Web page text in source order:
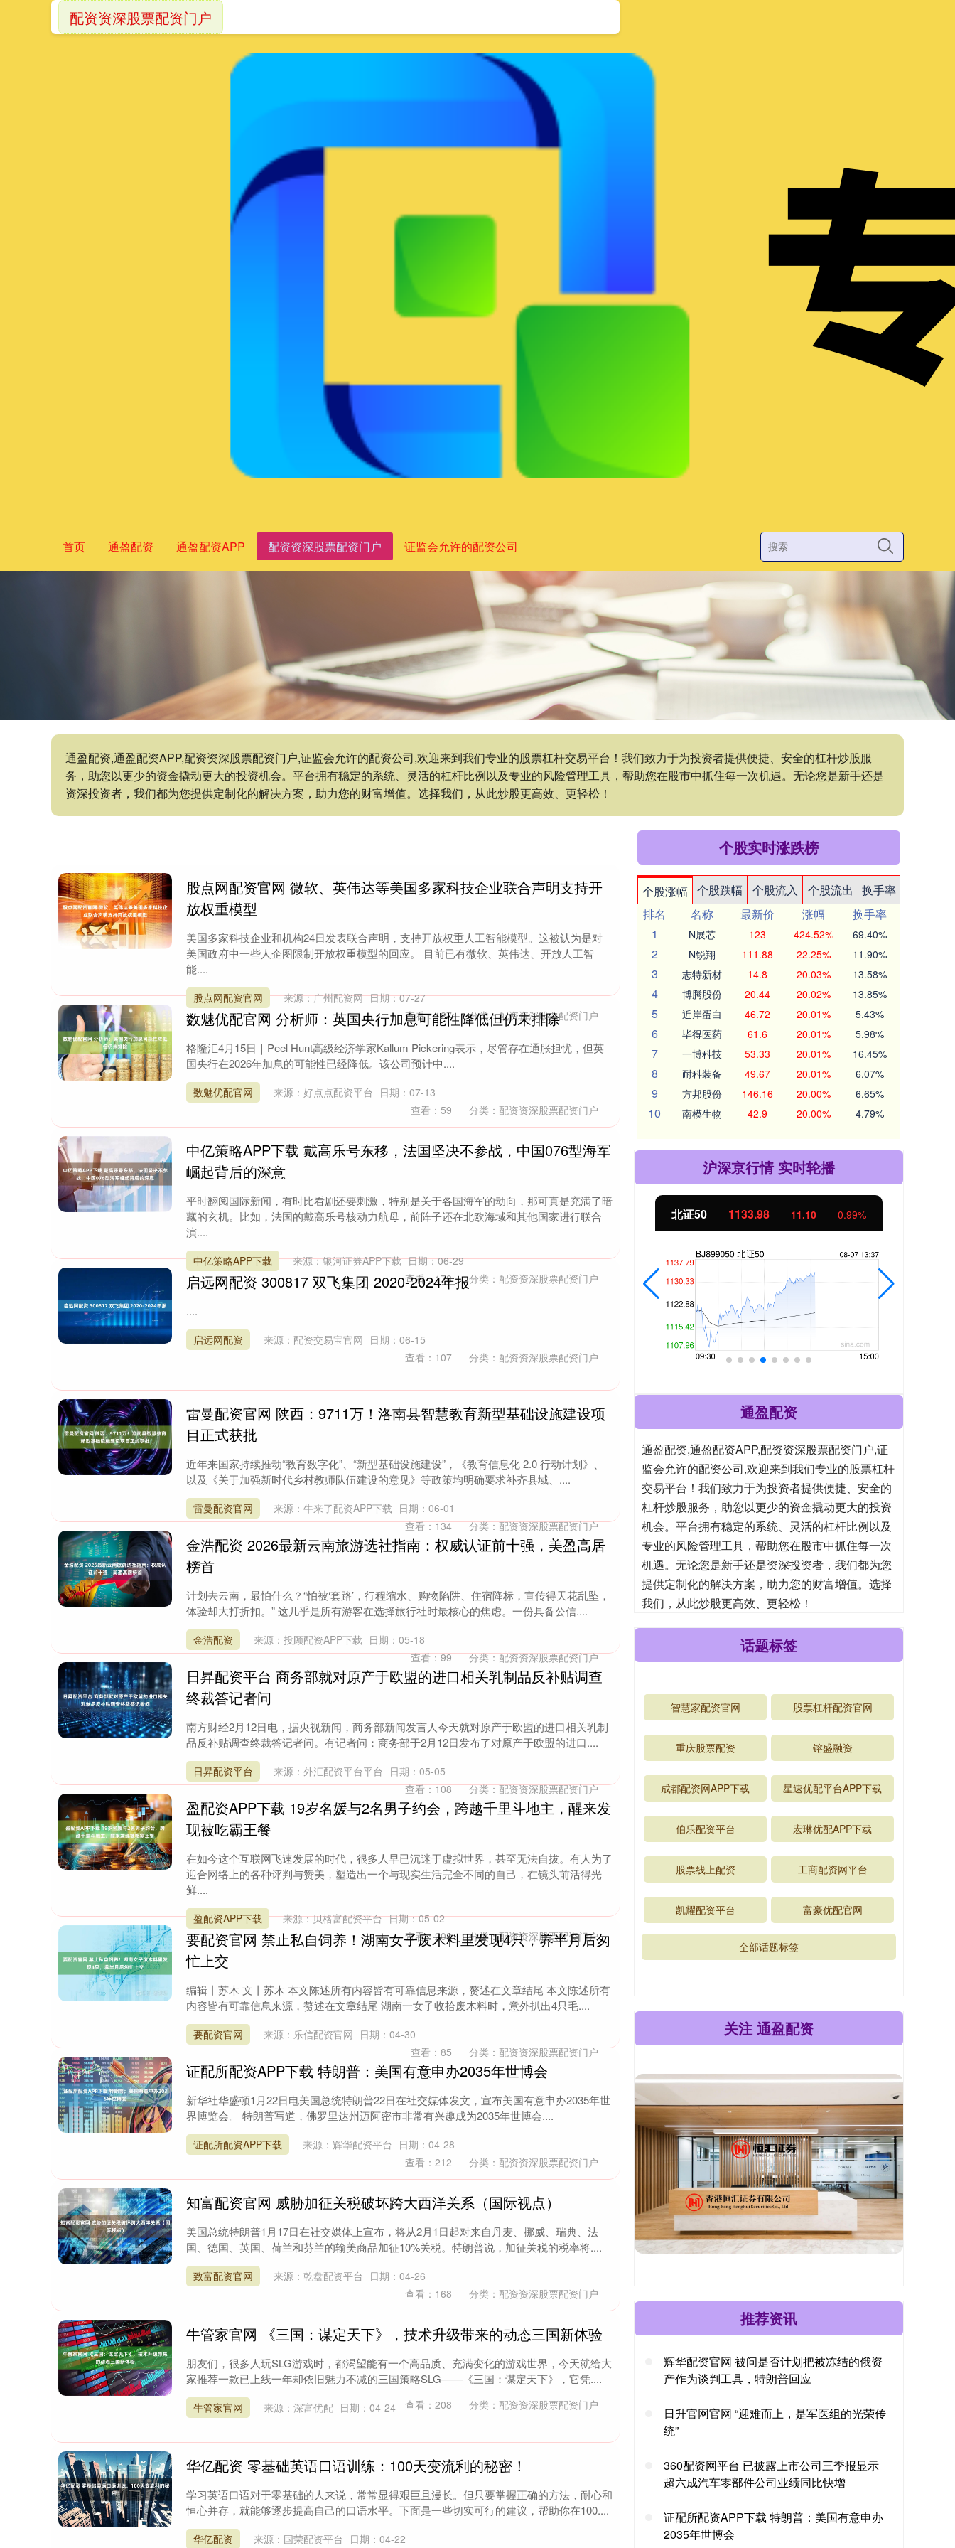
首页 通盈配资 通盈配资APP 配资资深股票配资门户 证监会允许的配资公司
通盈配资,通盈配资APP,配资资深股票配资门户,证监会允许的配资公司,欢迎来到我们专业的股票杠杆交易平台！我们致力于为投资者提供便捷、安全的杠杆炒股服
务，助您以更少的资金撬动更大的投资机会。平台拥有稳定的系统、灵活的杠杆比例以及专业的风险管理工具，帮助您在股市中抓住每一次机遇。无论您是新手还是
资深投资者，我们都为您提供定制化的解决方案，助力您的财富增值。选择我们，从此炒股更高效、更轻松！
配资资深股票配资门户
股点网配资官网 微软、英伟达等美国多家科技企业联合声明支持开
放权重模型
美国多家科技企业和机构24日发表联合声明，支持开放权重人工智能模型。这被认为是对
美国政府中一些人企图限制开放权重模型的回应。 目前已有微软、英伟达、开放人工智
能....
股点网配资官网 来源：广州配资网 日期：07-27
查看：127 分类：配资资深股票配资门户
数魅优配官网 分析师：英国央行加息可能性降低但仍未排除
格隆汇4月15日｜Peel Hunt高级经济学家Kallum Pickering表示，尽管存在通胀担忧，但英
国央行在2026年加息的可能性已经降低。该公司预计中....
数魅优配官网 来源：好点点配资平台 日期：07-13
查看： 59 分类： 配资资深股票配资门户
中亿策略APP下载 戴高乐号东移，法国坚决不参战，中国076型海军
崛起背后的深意
平时翻阅国际新闻，有时比看剧还要刺激，特别是关于各国海军的动向，那可真是充满了暗
藏的玄机。比如，法国的戴高乐号核动力航母，前阵子还在北欧海域和其他国家进行联合
演....
中亿策略APP下载 来源：银河证券APP下载 日期：06-29
查看：178 分类： 配资资深股票配资门户
启远网配资 300817 双飞集团 2020-2024年报
....
启远网配资 来源：配资交易宝官网 日期：06-15
查看： 107 分类： 配资资深股票配资门户
雷曼配资官网 陕西：9711万！洛南县智慧教育新型基础设施建设项
目正式获批
近年来国家持续推动“教育数字化”、“新型基础设施建设”，《教育信息化 2.0 行动计划》、
以及《关于加强新时代乡村教师队伍建设的意见》等政策均明确要求补齐县域、....
雷曼配资官网 来源：牛来了配资APP下载 日期：06-01
查看：134 分类：配资资深股票配资门户
金浩配资 2026最新云南旅游选社指南：权威认证前十强，美盈高居
榜首
计划去云南，最怕什么？“怕被‘套路’，行程缩水、购物陷阱、住宿降标，宣传得天花乱坠，
体验却大打折扣。” 这几乎是所有游客在选择旅行社时最核心的焦虑。一份具备公信....
金浩配资 来源：投顾配资APP下载 日期：05-18
查看：99 分类：配资资深股票配资门户
日昇配资平台 商务部就对原产于欧盟的进口相关乳制品反补贴调查
终裁答记者问
南方财经2月12日电，据央视新闻，商务部新闻发言人今天就对原产于欧盟的进口相关乳制
品反补贴调查终裁答记者问。有记者问：商务部于2月12日发布了对原产于欧盟的进口....
日昇配资平台 来源：外汇配资平台平台 日期：05-05
查看：108 分类：配资资深股票配资门户
盈配资APP下载 19岁名媛与2名男子约会，跨越千里斗地主，醒来发
现被吃霸王餐
在如今这个互联网飞速发展的时代，很多人早已沉迷于虚拟世界，甚至无法自拔。有人为了
迎合网络上的各种评判与赞美，塑造出一个与现实生活完全不同的自己，在镜头前活得光
鲜....
盈配资APP下载 来源：贝格富配资平台 日期：05-02
查看：208 分类：配资资深股票配资门户
要配资官网 禁止私自饲养！湖南女子废木料里发现4只，养半月后匆
忙上交
编辑丨苏木 文丨苏木 本文陈述所有内容皆有可靠信息来源，赘述在文章结尾 本文陈述所有
内容皆有可靠信息来源，赘述在文章结尾 湖南一女子收拾废木料时，意外扒出4只毛....
要配资官网 来源：乐信配资官网 日期：04-30
查看：85 分类：配资资深股票配资门户
证配所配资APP下载 特朗普：美国有意申办2035年世博会
新华社华盛顿1月22日电美国总统特朗普22日在社交媒体发文，宣布美国有意申办2035年世
界博览会。 特朗普写道，佛罗里达州迈阿密市非常有兴趣成为2035年世博会....
证配所配资APP下载 来源：辉华配资平台 日期：04-28
查看： 212 分类： 配资资深股票配资门户
知富配资官网 威胁加征关税破坏跨大西洋关系（国际视点）
美国总统特朗普1月17日在社交媒体上宣布，将从2月1日起对来自丹麦、挪威、瑞典、法
国、德国、英国、荷兰和芬兰的输美商品加征10%关税。特朗普说，加征关税的税率将....
致富配资官网 来源：乾盘配资平台 日期：04-26
查看： 168 分类： 配资资深股票配资门户
牛管家官网 《三国：谋定天下》，技术升级带来的动态三国新体验
朋友们，很多人玩SLG游戏时，都渴望能有一个高品质、充满变化的游戏世界，今天就给大
家推荐一款已上线一年却依旧魅力不减的三国策略SLG——《三国：谋定天下》，它凭....
牛管家官网 来源：深富优配 日期：04-24 查看： 208 分类： 配资资深股票配资门户
华亿配资 零基础英语口语训练：100天变流利的秘密！
学习英语口语对于零基础的人来说，常常显得艰巨且漫长。但只要掌握正确的方法，耐心和
恒心并存，就能够逐步提高自己的口语水平。下面是一些切实可行的建议，帮助你在100....
华亿配资 来源：国荣配资平台 日期：04-22
个股实时涨跌榜
个股涨幅 个股跌幅 个股流入 个股流出
换手率
排名
名称 最新价 涨幅
换手率
1
N展芯 123 424.52% 69.40%
2 N锐翔 111.88 22.25% 11.90%
3 志特新材 14.8 20.03% 13.58%
4 博腾股份 20.44 20.02% 13.85%
5 近岸蛋白 46.72 20.01% 5.43%
6 毕得医药 61.6 20.01% 5.98%
7 一博科技 53.33 20.01% 16.45%
8 耐科装备 49.67 20.01% 6.07%
9 方邦股份 146.16 20.00% 6.65%
10 南模生物 42.9 20.00% 4.79%
沪深京行情 实时轮播
0.74% 深证成指 14386.23 276.11 1.96% 沪深300 4703.41 52.10 1.12% 北证50 1133.98 11.10 0.99%
通盈配资
通盈配资,通盈配资APP,配资资深股票配资门户,证
监会允许的配资公司,欢迎来到我们专业的股票杠杆
交易平台！我们致力于为投资者提供便捷、安全的
杠杆炒股服务，助您以更少的资金撬动更大的投资
机会。平台拥有稳定的系统、灵活的杠杆比例以及
专业的风险管理工具，帮助您在股市中抓住每一次
机遇。无论您是新手还是资深投资者，我们都为您
提供定制化的解决方案，助力您的财富增值。选择
我们，从此炒股更高效、更轻松！
话题标签
智慧家配资官网 股票杠杆配资官网
重庆股票配资 镕盛融资
成都配资网APP下载 星速优配平台APP下载
伯乐配资平台 宏琳优配APP下载
股票线上配资 工商配资网平台
凯耀配资平台 富豪优配官网
全部话题标签
关注 通盈配资
推荐资讯
辉华配资官网 被问是否计划把被冻结的俄资
产作为谈判工具，特朗普回应
日升官网官网 “迎难而上，是军医组的光荣传
统”
360配资网平台 已披露上市公司三季报显示
超六成汽车零部件公司业绩同比快增
证配所配资APP下载 特朗普：美国有意申办
2035年世博会